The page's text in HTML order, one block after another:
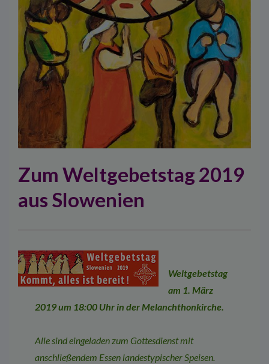
Zum Weltgebetstag 2019
aus Slowenien
Weltgebetstag
am 1. März
2019 um 18:00 Uhr in der Melanchthonkirche.
Alle sind eingeladen zum Gottesdienst mit
anschließendem Essen landestypischer Speisen.